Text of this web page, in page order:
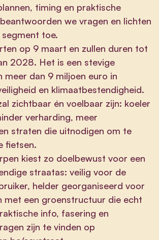
timing en praktische
we vragen en lichten
toe.
op 9 maart en zullen duren tot
2028. Het is een stevige
meer dan 9 miljoen euro in
en klimaatbestendigheid.
zichtbaar én voelbaar zijn: koeler
verharding, meer
straten die uitnodigen om te
fietsen.
kiest zo doelbewust voor een
straatas: veilig voor de
helder georganiseerd voor
met een groenstructuur die echt
info, fasering en
zijn te vinden op